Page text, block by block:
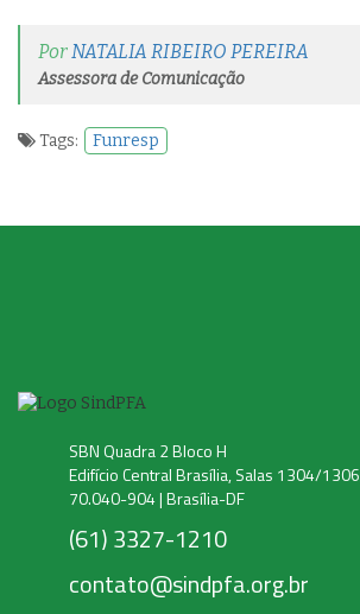
PorNATALIA RIBEIRO PEREIRA
Assessora de Comunicação
Tags: Funresp
SBN Quadra 2 Bloco H
Edifício Central Brasília, Salas 1304/1306
70.040-904 | Brasília-DF
(61) 3327-1210
contato@sindpfa.org.br